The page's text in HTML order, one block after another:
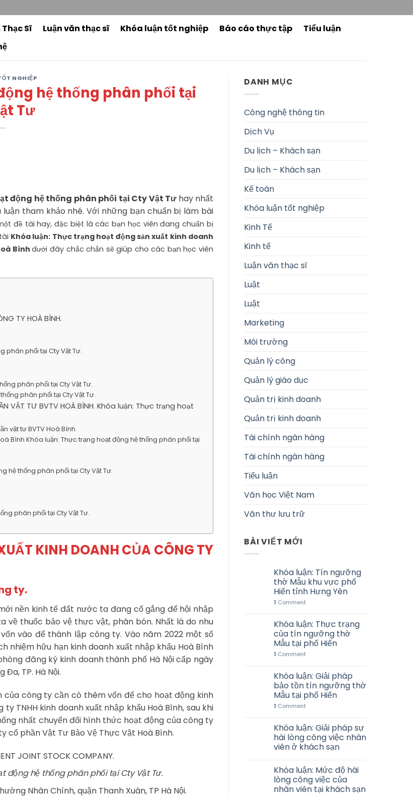
Sĩ Luận văn thạc sĩ Khóa luận tốt nghiệp Báo cáo thực tập
Tiểu luận
NGHIỆP
hệ thống phân phối tại
Tư
động hệ thống phân phối tại Cty Vật Tư hay nhất
tham khảo nhé. Với những bạn chuẩn bị làm bài
đề tài hay, đặc biệt là các bạn học viên đang chuẩn bị
Khóa luận: Thực trạng hoạt động sản xuất kinh doanh
Bìnhdưới đây chắc chắn sẽ giúp cho các bạn học viên
TY HOÀ BÌNH.
phân phối tại Cty Vật Tư.
phân phối tại Cty Vật Tư.
phân phối tại Cty Vật Tư.
VẬT TƯ BVTV HOÀ BÌNH. Khóa luận: Thực trạng hoạt
vật tư BVTV Hoà Bình.
Bình Khóa luận: Thực trạng hoạt động hệ thống phân phối tại
hệ thống phân phối tại Cty Vật Tư.
phân phối tại Cty Vật Tư.
KINH DOANH CỦA CÔNG TY
ty.
nền kinh tế đất nước ta đang cố gắng để hội nhập
về thuốc bảo vệ thực vật, phân bón. Nhất là do nhu
vào để thành lập công ty. Vào năm 2022 một số
hữu hạn kinh doanh xuất nhập khẩu Hoà Bình
đăng ký kinh doanh thành phố Hà Nội cấp ngày
Đa, TP. Hà Nội.
của công ty cần có thêm vốn để cho hoạt động kinh
TNHH kinh doanh xuất nhập khẩu Hoà Bình, sau khi
nhất chuyển đổi hình thức hoạt động của công ty
cổ phần Vật Tư Bảo Vệ Thực Vật Hoà Bình.
JOINT STOCK COMPANY.
động hệ thống phân phối tại Cty Vật Tư.
Nhân Chính, quận Thanh Xuân, TP Hà Nội.
DANH MỤC
Công nghệ thông tin
Dịch Vụ
Du lịch – Khách sạn
Du lịch – Khách sạn
Kế toán
Khóa luận tốt nghiệp
Kinh Tế
Kinh tế
Luận văn thạc sĩ
Luật
Luật
Marketing
Môi trường
Quản lý công
Quản lý giáo dục
Quản trị kinh doanh
Quản trị kinh doanh
Tài chính ngân hàng
Tài chính ngân hàng
Tiểu luận
Văn học Việt Nam
Văn thư lưu trữ
BÀI VIẾT MỚI
Khóa luận: Tín ngưỡng
thờ Mẫu khu vực phố
Hiến tỉnh Hưng Yên
1 Comment
Khóa luận: Thực trạng
của tín ngưỡng thờ
Mẫu tại phố Hiến
1 Comment
Khóa luận: Giải pháp
bảo tồn tín ngưỡng thờ
Mẫu tại phố Hiến
1 Comment
Khóa luận: Giải pháp sự
hài lòng công việc nhân
viên ở khách sạn
Khóa luận: Mức độ hài
lòng công việc của
nhân viên tại khách sạn